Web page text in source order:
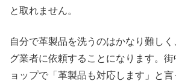
と取れません。
自分で革製品を洗うのはかなり難し
グ業者に依頼することになります。
ョップで「革製品も対応します」と